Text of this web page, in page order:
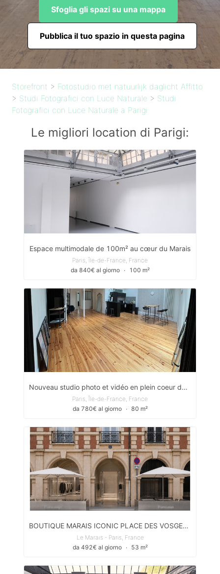
Sfoglia gli spazi su una mappa
Pubblica il tuo spazio in questa pagina
Storefront > Fotostudio met natuurlijk daglicht Affitto
> Studi Fotografici con Luce Naturale > Studi
Fotografici con Luce Naturale a Parigi
Le migliori location di Parigi:
Espace multimodale de 100m² au cœur du Marais
Paris, Île-de-France, France
da 840€ al giorno
∙ 100 m²
Nouveau studio photo et vidéo en plein coeur de Paris
Paris, Île-de-France, France
da 780€ al giorno
∙ 80 m²
BOUTIQUE MARAIS ICONIC PLACE DES VOSGES -
Le Marais - Paris, France
da 492€ al giorno
∙ 53 m²